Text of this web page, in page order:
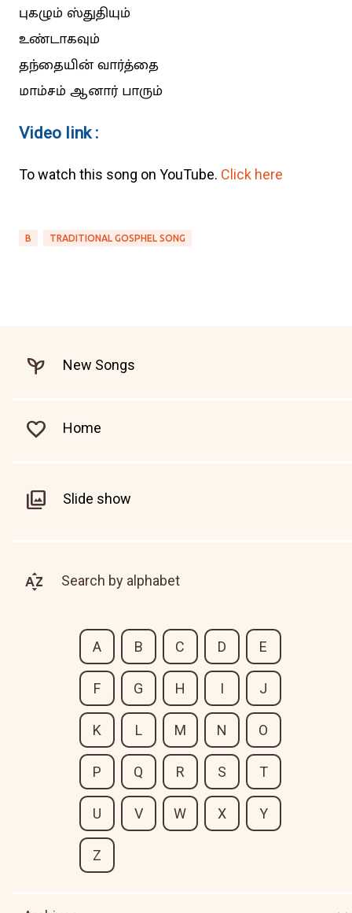
புகழும் ஸ்துதியும்
உண்டாகவும்
தந்தையின் வார்த்தை
மாம்சம் ஆனார் பாரும்
Video link :
To watch this song on YouTube. Click here
B TRADITIONAL GOSPHEL SONG
New Songs
Home
Slide show
Search by alphabet
A B C D E
F G H I J
K L M N O
P Q R S T
U V W X Y
Z